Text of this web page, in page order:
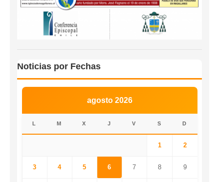
Noticias por Fechas
agosto 2026
L M X J V S D
1 2
3 4 5 6 7 8 9